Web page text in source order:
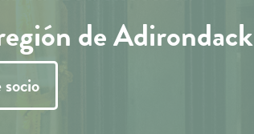
de Adirondack
socio